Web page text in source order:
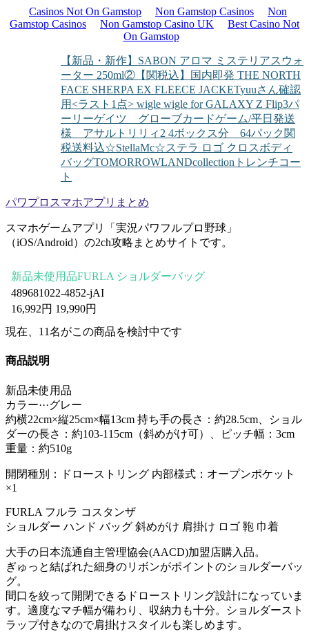
Casinos Not On Gamstop Non Gamstop Casinos
Non
Gamstop Casinos
Non Gamstop Casino UK
Best Casino Not
On Gamstop
【新品・新作】SABON アロマ ミステリアスウォ
ーター 250ml② 【関税込】国内即発 THE NORTH
FACE SHERPA EX FLEECE JACKETyuuさん確認
用 <ラスト1点> wigle wigle for GALAXY Z Flip3パ
ーリーゲイツ グローブカードゲーム/平日発送
様 アサルトリリィ2 4ボックス分 64パック 関
税送料込☆StellaMc☆ステラ ロゴ クロスボディ
バッグTOMORROWLANDcollectionトレンチコー
ト
パワプロスマホアプリまとめ
スマホゲームアプリ「実況パワフルプロ野球」
（iOS/Android）の2ch攻略まとめサイトです。
新品未使用品FURLA ショルダーバッグ
489681022-4852-jAI
16,992円 19,990円
現在、 11名がこの商品を検討中です
商品説明
新品未使用品
カラー···グレー
約横22cm×縦25cm×幅13cm 持ち手の長さ：約28.5cm、ショル
ダーの長さ：約103-115cm（斜めがけ可）、ピッチ幅：3cm
重量：約510g
開閉種別：ドローストリング 内部様式：オープンポケット
×1
FURLA フルラ コスタンザ
ショルダー ハンド バッグ 斜めがけ 肩掛け ロゴ 鞄 巾着
大手の日本流通自主管理協会(AACD)加盟店購入品。
ぎゅっと結ばれた細身のリボンがポイントのショルダーバッ
グ。
間口を絞って開閉できるドローストリング設計になっていま
す。適度なマチ幅が備わり、収納力も十分。ショルダースト
ラップ付きなので肩掛けスタイルも楽しめます。